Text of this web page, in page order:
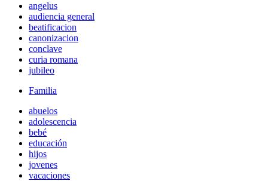
angelus
audiencia general
beatificacion
canonizacion
conclave
curia romana
jubileo
Familia
abuelos
adolescencia
bebé
educación
hijos
jovenes
vacaciones